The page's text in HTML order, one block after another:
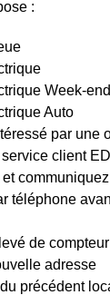
:
Week-end
Auto
par une
client
téléphone
de
adresse
précédent